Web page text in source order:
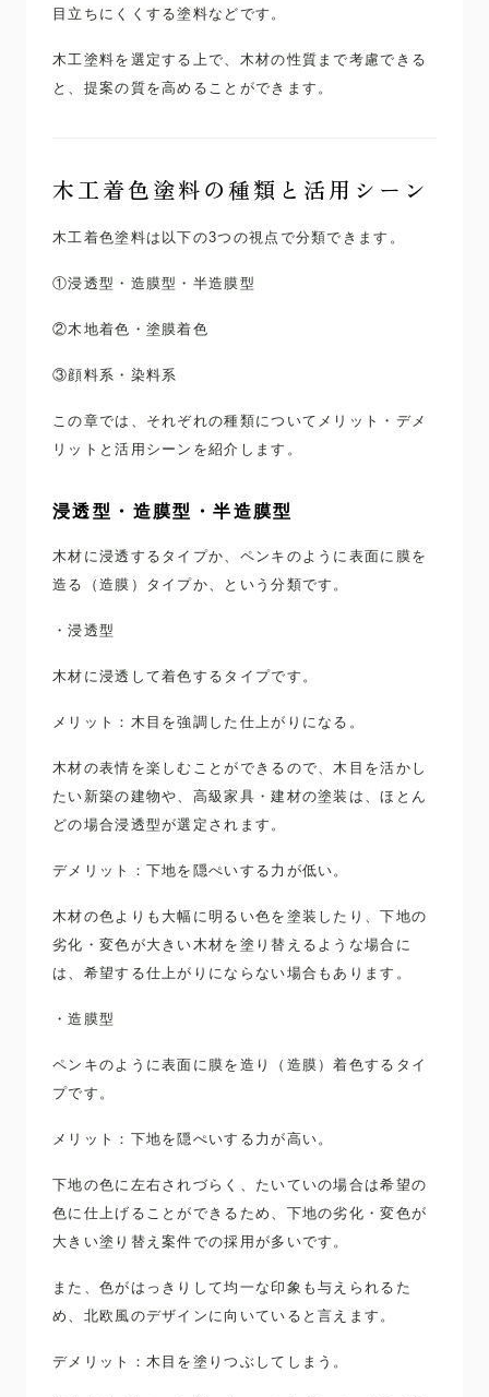
目立ちにくくする塗料などです。
木工塗料を選定する上で、木材の性質まで考慮できる
と、提案の質を高めることができます。
木工着色塗料の種類と活用シーン
木工着色塗料は以下の3つの視点で分類できます。
①浸透型・造膜型・半造膜型
②木地着色・塗膜着色
③顔料系・染料系
この章では、それぞれの種類についてメリット・デメ
リットと活用シーンを紹介します。
浸透型・造膜型・半造膜型
木材に浸透するタイプか、ペンキのように表面に膜を
造る（造膜）タイプか、という分類です。
・浸透型
木材に浸透して着色するタイプです。
メリット：木目を強調した仕上がりになる。
木材の表情を楽しむことができるので、木目を活かし
たい新築の建物や、高級家具・建材の塗装は、ほとん
どの場合浸透型が選定されます。
デメリット：下地を隠ぺいする力が低い。
木材の色よりも大幅に明るい色を塗装したり、下地の
劣化・変色が大きい木材を塗り替えるような場合に
は、希望する仕上がりにならない場合もあります。
・造膜型
ペンキのように表面に膜を造り（造膜）着色するタイ
プです。
メリット：下地を隠ぺいする力が高い。
下地の色に左右されづらく、たいていの場合は希望の
色に仕上げることができるため、下地の劣化・変色が
大きい塗り替え案件での採用が多いです。
また、色がはっきりして均一な印象も与えられるた
め、北欧風のデザインに向いていると言えます。
デメリット：木目を塗りつぶしてしまう。